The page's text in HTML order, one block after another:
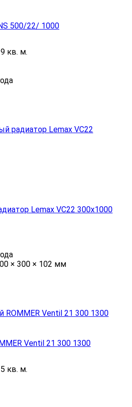
500/22/ 1000
кв. м.
Lemax VC22 300х1000
× 300 × 102 мм
Ventil 21 300 1300
кв. м.